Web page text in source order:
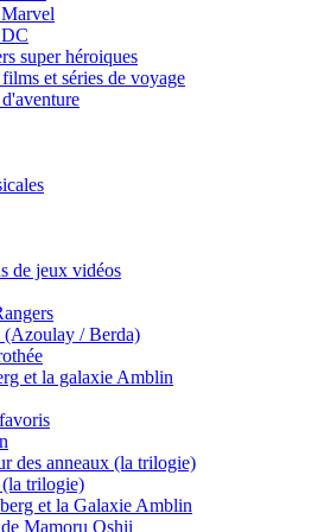
super héroiques
et séries de voyage
de jeux vidéos
/ Berda)
et la galaxie Amblin
des anneaux (la trilogie)
trilogie)
et la Galaxie Amblin
Mamoru Oshii